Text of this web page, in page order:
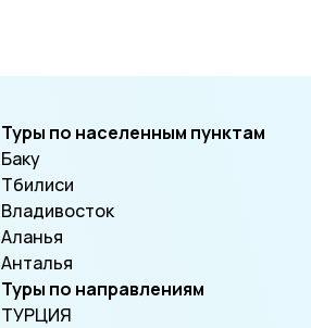
Туры по населенным пунктам
Баку
Тбилиси
Владивосток
Аланья
Анталья
Туры по направлениям
ТУРЦИЯ